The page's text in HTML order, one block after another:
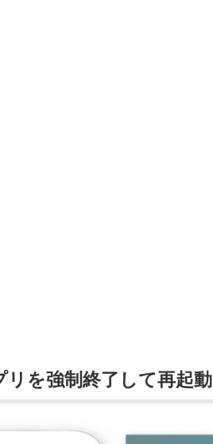
リを強制終了して再起動